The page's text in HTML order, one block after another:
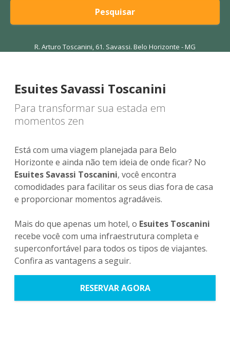
Pesquisar
R. Arturo Toscanini, 61. Savassi. Belo Horizonte - MG
Esuites Savassi Toscanini
Para transformar sua estada em
momentos zen
Está com uma viagem planejada para Belo
Horizonte e ainda não tem ideia de onde ficar? No
Esuites Savassi Toscanini, você encontra
comodidades para facilitar os seus dias fora de casa
e proporcionar momentos agradáveis.
Mais do que apenas um hotel, o Esuites Toscanini
recebe você com uma infraestrutura completa e
superconfortável para todos os tipos de viajantes.
Confira as vantagens a seguir.
RESERVAR AGORA